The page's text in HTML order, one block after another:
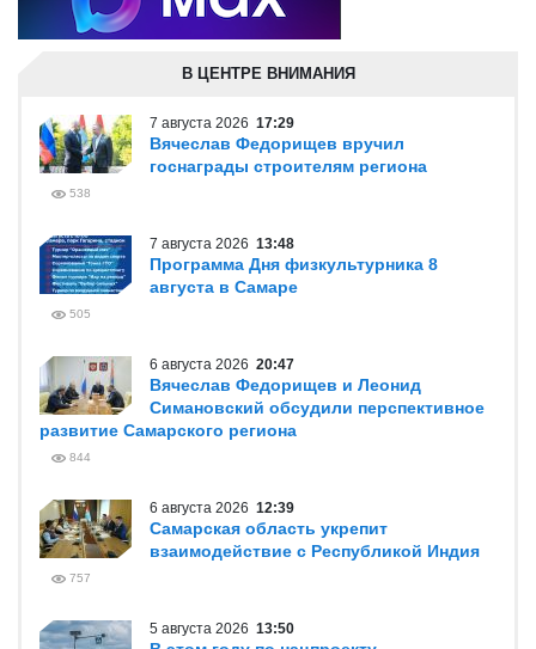
В ЦЕНТРЕ ВНИМАНИЯ
7 августа 2026 17:29
Вячеслав Федорищев вручил
госнаграды строителям региона
538
7 августа 2026 13:48
Программа Дня физкультурника 8
августа в Самаре
505
6 августа 2026 20:47
Вячеслав Федорищев и Леонид
Симановский обсудили перспективное
развитие Самарского региона
844
6 августа 2026 12:39
Самарская область укрепит
взаимодействие с Республикой Индия
757
5 августа 2026 13:50